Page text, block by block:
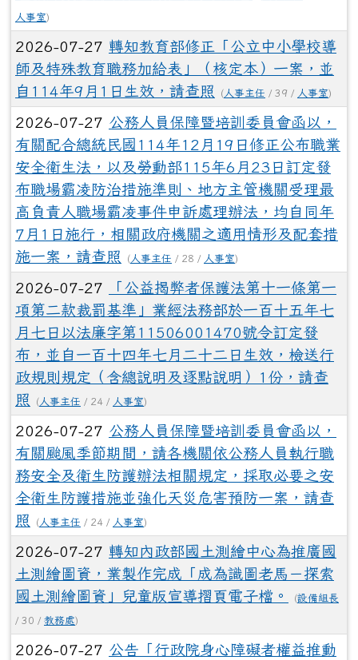
人事室)
2026-07-27 轉知教育部修正「公立中小學校導
師及特殊教育職務加給表」（核定本）一案，並
自114年9月1日生效，請查照
( 人事主任 / 39 / 人事室)
2026-07-27 公務人員保障暨培訓委員會函以，
有關配合總統民國114年12月19日修正公布職業
安全衛生法，以及勞動部115年6月23日訂定發
布職場霸凌防治措施準則、地方主管機關受理最
高負責人職場霸凌事件申訴處理辦法，均自同年
7月1日施行，相關政府機關之適用情形及配套措
施一案，請查照
( 人事主任 / 28 / 人事室)
2026-07-27
「公益揭弊者保護法第十一條第一
項第二款裁罰基準」業經法務部於一百十五年七
月七日以法廉字第11506001470號令訂定發
布，並自一百十四年七月二十二日生效，檢送行
政規則規定（含總說明及逐點說明）1份，請查
照
( 人事主任 / 24 / 人事室)
2026-07-27 公務人員保障暨培訓委員會函以，
有關颱風季節期間，請各機關依公務人員執行職
務安全及衛生防護辦法相關規定，採取必要之安
全衛生防護措施並強化天災危害預防一案，請查
照
( 人事主任 / 24 / 人事室)
2026-07-27 轉知內政部國土測繪中心為推廣國
土測繪圖資，業製作完成「成為識圖老馬－探索
國土測繪圖資」兒童版宣導摺頁電子檔。
(設備組長
/ 30 / 教務處)
2026-07-27 公告「行政院身心障礙者權益推動